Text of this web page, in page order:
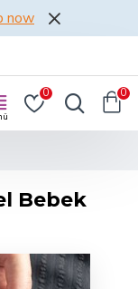
now
0 0
Bebek